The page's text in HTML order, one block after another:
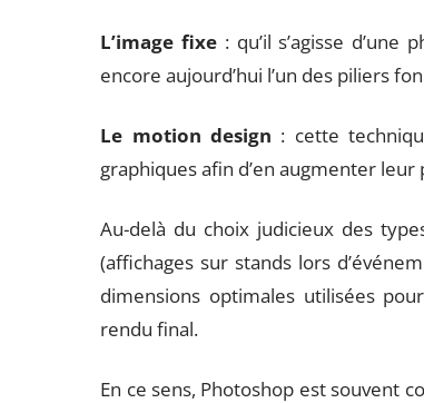
L’image fixe : qu’il s’agisse d’une
encore aujourd’hui l’un des piliers
Le motion design : cette
graphiques afin d’en augmenter
Au-delà du choix judicieux des
(affichages sur stands lors
dimensions optimales utilisées
rendu final.
En ce sens, Photoshop est souvent